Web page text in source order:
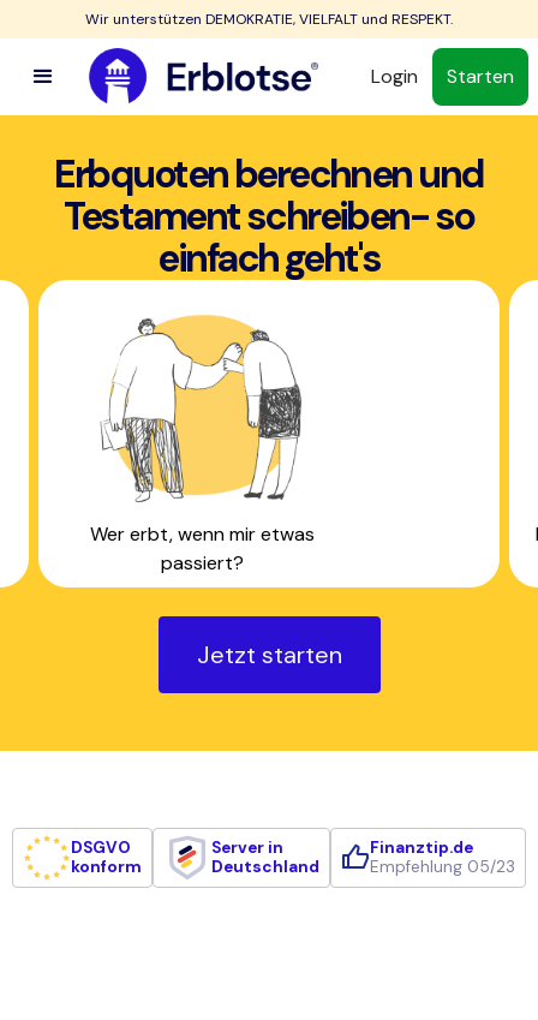
Wir unterstützen DEMOKRATIE, VIELFALT und RESPEKT.
Login Starten
Erbquoten berechnen und
Testament schreiben- so
einfach geht's
Wer erbt, wenn mir etwas
passiert?
Jetzt starten
DSGVO
konform
Server in
Deutschland
Finanztip.de
Empfehlung 05/23